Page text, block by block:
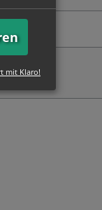
sein.
mit Klaro!